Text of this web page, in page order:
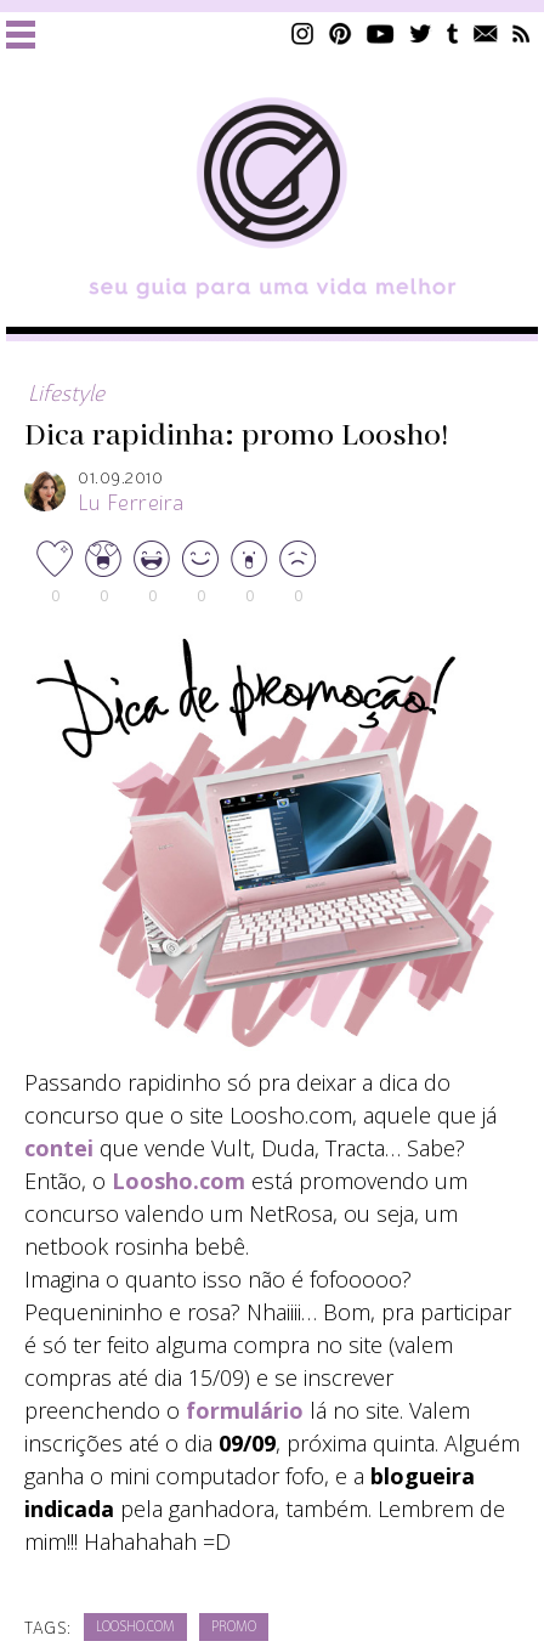
Lifestyle
Dica rapidinha: promo Loosho!
01.09.2010
Lu Ferreira
0 0 0 0 0 0
Passando rapidinho só pra deixar a dica do
concurso que o site Loosho.com, aquele que já
contei que vende Vult, Duda, Tracta… Sabe?
Então, o Loosho.com está promovendo um
concurso valendo um NetRosa, ou seja, um
netbook rosinha bebê.
Imagina o quanto isso não é fofooooo?
Pequenininho e rosa? Nhaiiii… Bom, pra participar
é só ter feito alguma compra no site (valem
compras até dia 15/09) e se inscrever
preenchendo o formulário lá no site. Valem
inscrições até o dia 09/09, próxima quinta. Alguém
ganha o mini computador fofo, e a blogueira
indicada pela ganhadora, também. Lembrem de
mim!!! Hahahahah =D
TAGS: LOOSHO.COM PROMO